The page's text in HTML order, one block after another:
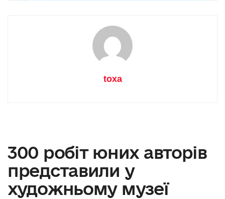
toxa
300 робіт юних авторів
представили у
художньому музеї